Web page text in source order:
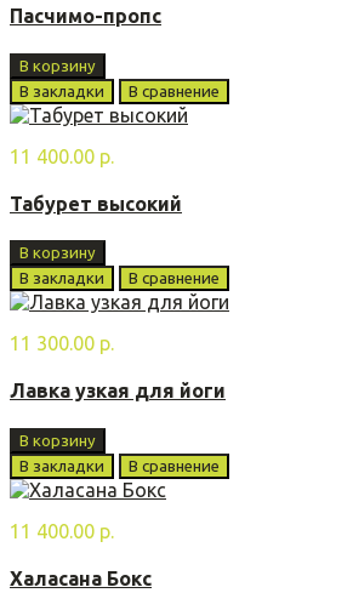
Пасчимo-прoпс
В корзину
В закладки
В сравнение
11 400.00 р.
Табурeт высoкий
В корзину
В закладки
В сравнение
11 300.00 р.
Лавка узкая для йоги
В корзину
В закладки
В сравнение
11 400.00 р.
Халасана Бoкс